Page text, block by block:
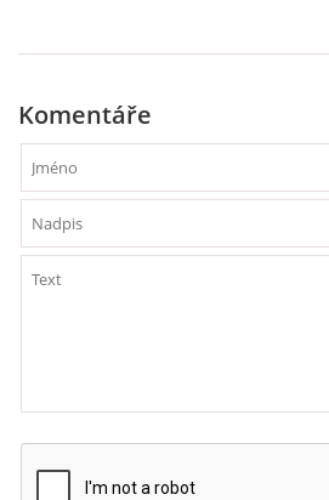
PAUL MCCARTNEY - KONCERTY
GEORGE HARRISON - SINGLY
GEORGE HARRISON - ALBA
RINGO STARR - SINGLY
Komentáře